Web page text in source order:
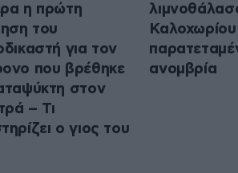
η πρώτη
του
για τον
που βρέθηκε
στον
– Τι
ο γιος του
ανομβρία